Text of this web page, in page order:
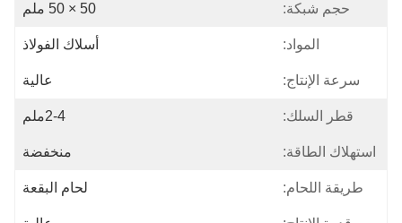
حجم شبكة: 50 × 50 ملم
المواد: أسلاك الفولاذ
سرعة الإنتاج: عالية
قطر السلك: 2-4ملم
استهلاك الطاقة: منخفضة
طريقة اللحام: لحام البقعة